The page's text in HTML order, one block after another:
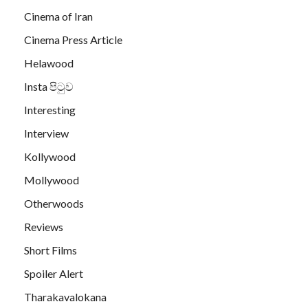
Cinema of Iran
Cinema Press Article
Helawood
Insta පිටුව
Interesting
Interview
Kollywood
Mollywood
Otherwoods
Reviews
Short Films
Spoiler Alert
Tharakavalokana